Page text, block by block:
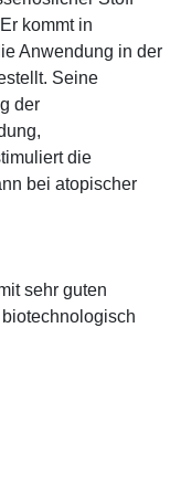
kommt in
Anwendung in der
Seine
der
die
bei atopischer
sehr guten